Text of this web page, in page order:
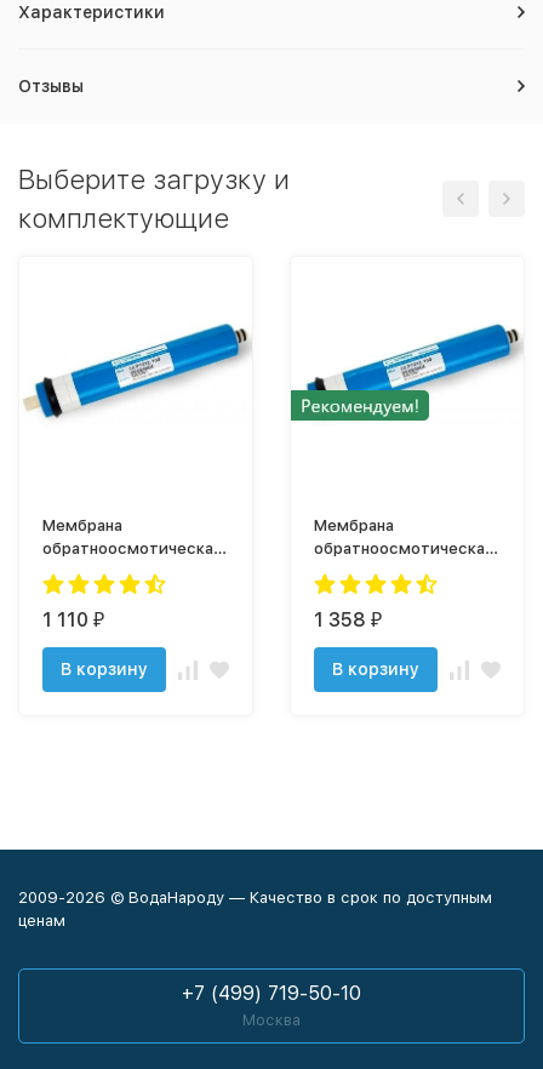
Характеристики
Отзывы
Выберите загрузку и
комплектующие
Мембрана
обратноосмотическая
VONTRON ULP1812-
100GPD
1 110 ₽
В корзину
Мембрана
обратноосмотическая
VONTRON ULP2012-
100GPD
1 358 ₽
В корзину
2009-2026 © ВодаНароду — Качество в срок по доступным
ценам
+7 (499) 719-50-10
Москва